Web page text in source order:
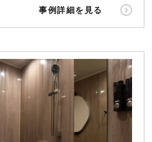
事例詳細を見る